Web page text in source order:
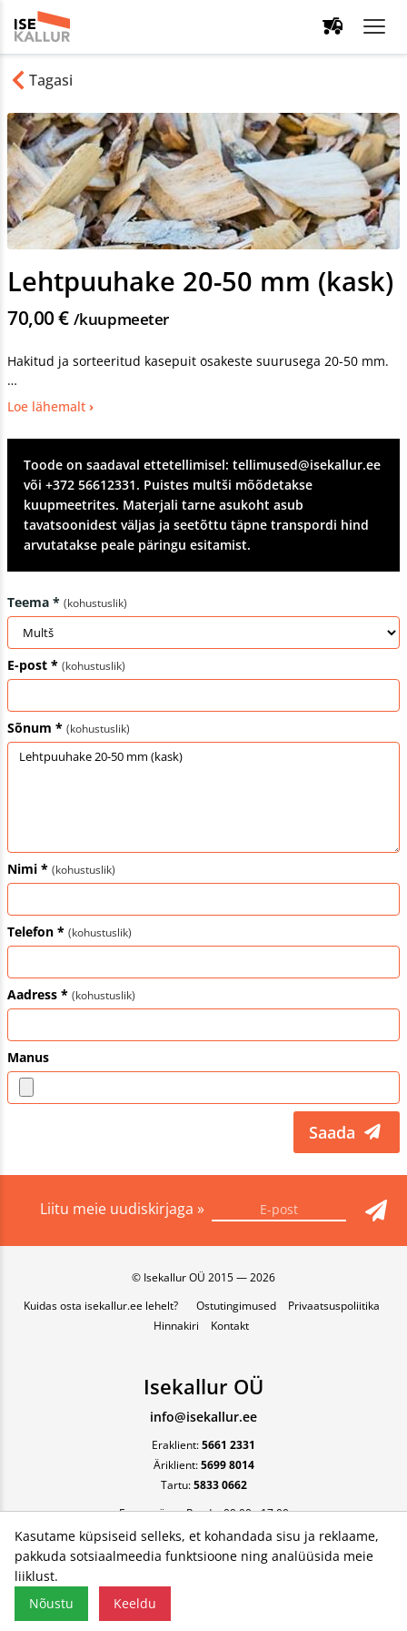
Tagasi
Lehtpuuhake 20-50 mm (kask)
70,00 € /kuupmeeter
Hakitud ja sorteeritud kasepuit osakeste suurusega 20-50 mm.
Lehtpuuhakke kasutamine maastikuarhitektuuris annab
omandab lehtpuumultš ilusa hallika tooni. Lehtpuuhake
kõduneb kiiresti ja temast moodustuv huumus parandab
mulda. Sarnaselt puukooremultšile aitab puiduhake hoida
niiskust, vähendab umbrohtumist ja kaitseb tallatavaid pindu.
Soovitatav kihi paksus 10-15 cm.
Tellida saab ka pakituna 50 liitrises kotis, 2m³ Big-Bagis või 3,5
m ³ suurpallis.
Loe lähemalt
Toode on saadaval ettetellimisel: tellimused@isekallur.ee
või +372 56612331. Puistes multši mõõdetakse
kuupmeetrites. Materjali tarne asukoht asub
tavatsoonidest väljas ja seetõttu täpne transpordi hind
arvutatakse peale päringu esitamist.
Teema * (kohustuslik)
E-post * (kohustuslik)
Sõnum * (kohustuslik)
Nimi * (kohustuslik)
Telefon * (kohustuslik)
Aadress * (kohustuslik)
Manus
Saada
Liitu meie uudiskirjaga »
© Isekallur OÜ 2015 — 2026
Kuidas osta isekallur.ee lehelt?
Ostutingimused
Privaatsuspoliitika
Hinnakiri
Kontakt
Isekallur OÜ
info@isekallur.ee
Eraklient:5661 2331
Äriklient:5699 8014
Tartu:5833 0662
Esmaspäev - Reede, 09:00 - 17:00
Kasutame küpsiseid selleks, et kohandada sisu ja reklaame,
pakkuda sotsiaalmeedia funktsioone ning analüüsida meie
liiklust.
Nõustu
Keeldu